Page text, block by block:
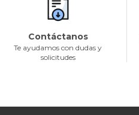
Contáctanos
Te ayudamos con dudas y
solicitudes